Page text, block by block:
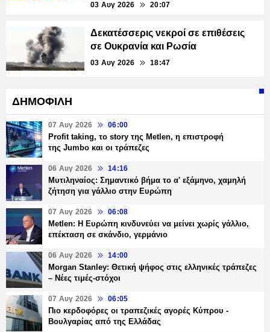
03 Αυγ 2026 20:07
Δεκατέσσερις νεκροί σε επιθέσεις
σε Ουκρανία και Ρωσία
03 Αυγ 2026 18:47
ΔΗΜΟΦΙΛΗ
07 Αυγ 2026 06:00
Profit taking, το story της Metlen, η επιστροφή
της Jumbo και οι τράπεζες
06 Αυγ 2026 14:16
Μυτιληναίος: Σημαντικό βήμα το α' εξάμηνο, χαμηλή
ζήτηση για γάλλιο στην Ευρώπη
07 Αυγ 2026 06:08
Metlen: Η Ευρώπη κινδυνεύει να μείνει χωρίς γάλλιο,
επέκταση σε σκάνδιο, γερμάνιο
06 Αυγ 2026 14:00
Morgan Stanley: Θετική ψήφος στις ελληνικές τράπεζες
– Νέες τιμές-στόχοι
07 Αυγ 2026 06:05
Πιο κερδοφόρες οι τραπεζικές αγορές Κύπρου -
Βουλγαρίας από της Ελλάδας